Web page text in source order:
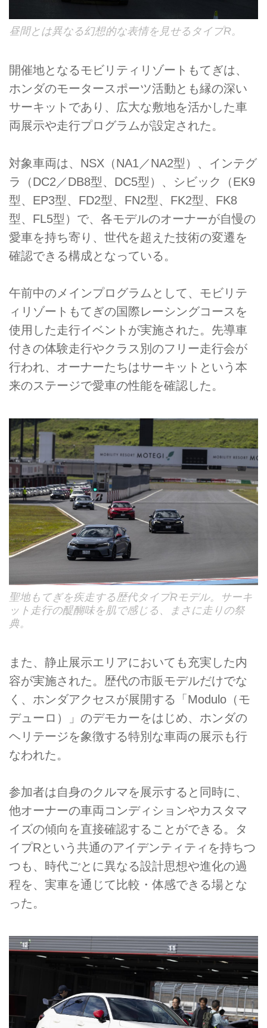
昼間とは異なる幻想的な表情を見せるタイプR。
開催地となるモビリティリゾートもてぎは、
ホンダのモータースポーツ活動とも縁の深い
サーキットであり、広大な敷地を活かした車
両展示や走行プログラムが設定された。
対象車両は、NSX（NA1／NA2型）、インテグ
ラ（DC2／DB8型、DC5型）、シビック（EK9
型、EP3型、FD2型、FN2型、FK2型、FK8
型、FL5型）で、各モデルのオーナーが自慢の
愛車を持ち寄り、世代を超えた技術の変遷を
確認できる構成となっている。
午前中のメインプログラムとして、モビリテ
ィリゾートもてぎの国際レーシングコースを
使用した走行イベントが実施された。先導車
付きの体験走行やクラス別のフリー走行会が
行われ、オーナーたちはサーキットという本
来のステージで愛車の性能を確認した。
聖地もてぎを疾走する歴代タイプRモデル。サーキ
ット走行の醍醐味を肌で感じる、まさに走りの祭
典。
また、静止展示エリアにおいても充実した内
容が実施された。歴代の市販モデルだけでな
く、ホンダアクセスが展開する「Modulo（モ
デューロ）」のデモカーをはじめ、ホンダの
ヘリテージを象徴する特別な車両の展示も行
なわれた。
参加者は自身のクルマを展示すると同時に、
他オーナーの車両コンディションやカスタマ
イズの傾向を直接確認することができる。タ
イプRという共通のアイデンティティを持ちつ
つも、時代ごとに異なる設計思想や進化の過
程を、実車を通じて比較・体感できる場とな
った。